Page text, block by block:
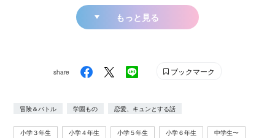
もっと見る
share ブックマーク
冒険＆バトル 学園もの 恋愛、キュンとする話
小学３年生 小学４年生 小学５年生 小学６年生 中学生〜